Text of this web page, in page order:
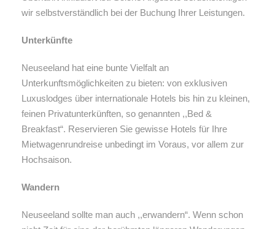
wir selbstverständlich bei der Buchung Ihrer Leistungen.
Unterkünfte
Neuseeland hat eine bunte Vielfalt an
Unterkunftsmöglichkeiten zu bieten: von exklusiven
Luxuslodges über internationale Hotels bis hin zu kleinen,
feinen Privatunterkünften, so genannten ,,Bed &
Breakfast“. Reservieren Sie gewisse Hotels für Ihre
Mietwagenrundreise unbedingt im Voraus, vor allem zur
Hochsaison.
Wandern
Neuseeland sollte man auch ,,erwandern“. Wenn schon